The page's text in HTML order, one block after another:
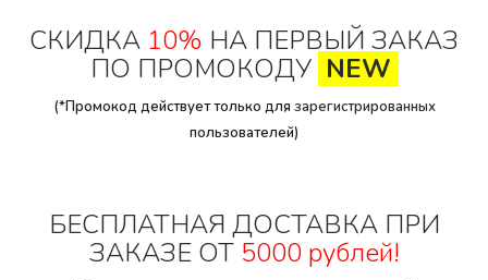
СКИДКА 10% НА ПЕРВЫЙ ЗАКАЗ
ПО ПРОМОКОДУ NEW
(*Промокод действует только для зарегистрированных
пользователей)
БЕСПЛАТНАЯ ДОСТАВКА ПРИ
ЗАКАЗЕ ОТ 5000 рублей!